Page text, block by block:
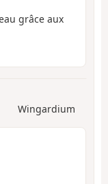
grâce aux
Wingardium